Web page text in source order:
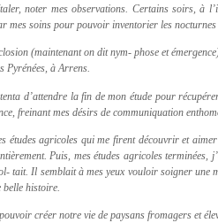
noter mes observations. Certains soirs, à
mes soins pour pouvoir inventorier les
(maintenant on dit nym- phose et
Pyrénées, à Arrens.
d’attendre la fin de mon étude pour
freinant mes désirs de communiquation
études agricoles qui me firent découvrir et
Puis, mes études agricoles
tait. Il semblait à mes yeux vouloir soigner une
belle histoire.
créer notre vie de paysans fromagers et